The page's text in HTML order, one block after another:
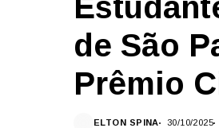
de São
Prêmio
ELTON SPINA 30/10/2025